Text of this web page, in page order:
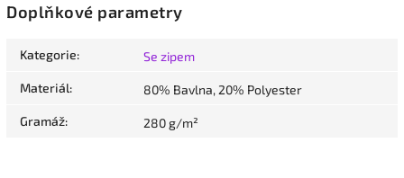
Doplňkové parametry
Kategorie: Se zipem
Materiál: 80% Bavlna, 20% Polyester
Gramáž: 280 g/m²